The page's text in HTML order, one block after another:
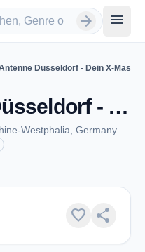
arrow_forward menu
Düsseldorf - Dein X-Mas
Antenne Düsseldorf - Dein X-Mas - Düsseldorf
Westphalia, Germany
favorite share